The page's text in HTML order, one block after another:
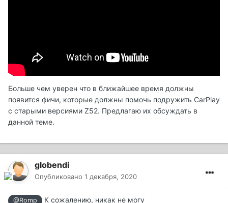
Больше чем уверен что в ближайшее время должны
появится фичи, которые должны помочь подружить CarPlay
c старыми версиями Z52. Предлагаю их обсуждать в
данной теме.
globendi
Опубликовано 1 декабря, 2020
@Romp
К сожалению, никак не могу